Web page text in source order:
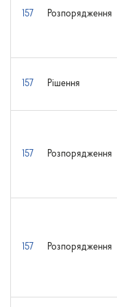
157 Розпорядження
157 Рішення
157 Розпорядження
157 Розпорядження